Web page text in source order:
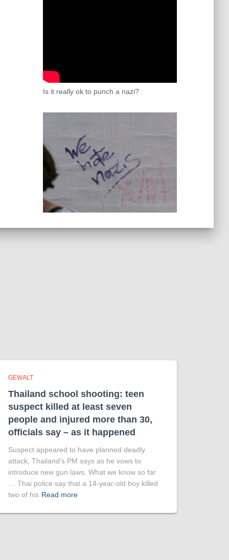
Is it really ok to punch a nazi?
GEWALT
Thailand school shooting: teen
suspect killed at least seven
people and injured more than 30,
officials say – as it happened
Suspect appeared to have planned deadly
attack, Thailand’s PM says as he vows to
introduce new gun laws. What we know so far
… Thai police say that a 14-year-old boy killed
two of his Read more